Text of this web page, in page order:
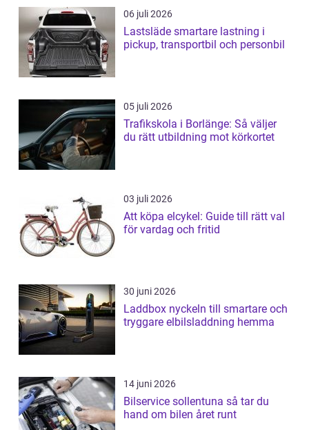
06 juli 2026
Lastsläde smartare lastning i
pickup, transportbil och personbil
05 juli 2026
Trafikskola i Borlänge: Så väljer
du rätt utbildning mot körkortet
03 juli 2026
Att köpa elcykel: Guide till rätt val
för vardag och fritid
30 juni 2026
Laddbox nyckeln till smartare och
tryggare elbilsladdning hemma
14 juni 2026
Bilservice sollentuna så tar du
hand om bilen året runt